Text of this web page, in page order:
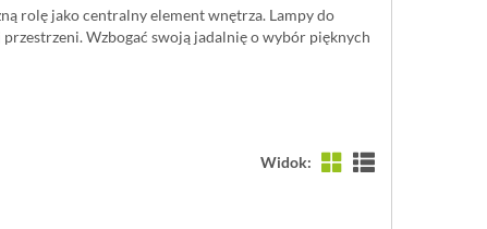
rolę jako centralny element wnętrza. Lampy do
Wzbogać swoją jadalnię o wybór pięknych
Widok: